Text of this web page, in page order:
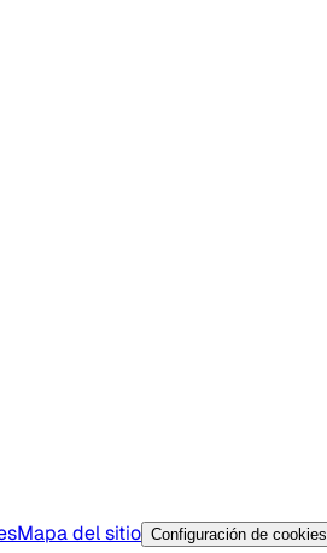
Mapa del sitio Configuración de cookies